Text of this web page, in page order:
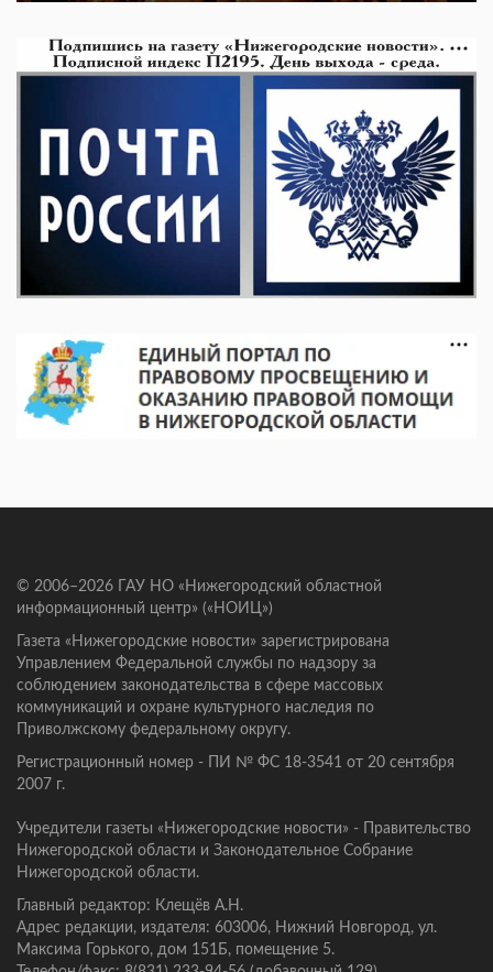
© 2006–2026 ГАУ НО «Нижегородский областной
информационный центр» («НОИЦ»)
Газета «Нижегородские новости» зарегистрирована
Управлением Федеральной службы по надзору за
соблюдением законодательства в сфере массовых
коммуникаций и охране культурного наследия по
Приволжскому федеральному округу.
Регистрационный номер - ПИ № ФС 18-3541 от 20 сентября
2007 г.
Учредители газеты «Нижегородские новости» - Правительство
Нижегородской области и Законодательное Собрание
Нижегородской области.
Главный редактор: Клещёв А.Н.
Адрес редакции, издателя: 603006, Нижний Новгород, ул.
Максима Горького, дом 151Б, помещение 5.